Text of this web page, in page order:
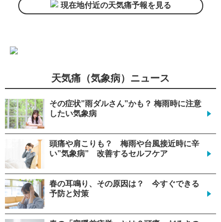
現在地付近の天気痛予報を見る
天気痛（気象病）ニュース
その症状”雨ダルさん”かも？ 梅雨時に注意
したい気象病
頭痛や肩こりも？ 梅雨や台風接近時に辛
い”気象病” 改善するセルフケア
春の耳鳴り、その原因は？ 今すぐできる
予防と対策